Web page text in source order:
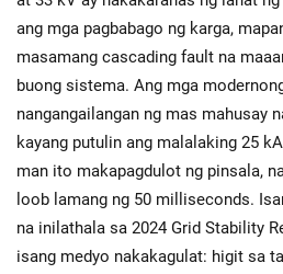
ang mga pagbabago ng karga,
masamang cascading fault na
buong sistema. Ang mga
nangangailangan ng mas mahusay
kayang putulin ang malalaking 25
man ito makapagdulot ng pinsala,
loob lamang ng 50 milliseconds.
na inilathala sa 2024 Grid Stability
isang medyo nakakagulat: higit sa